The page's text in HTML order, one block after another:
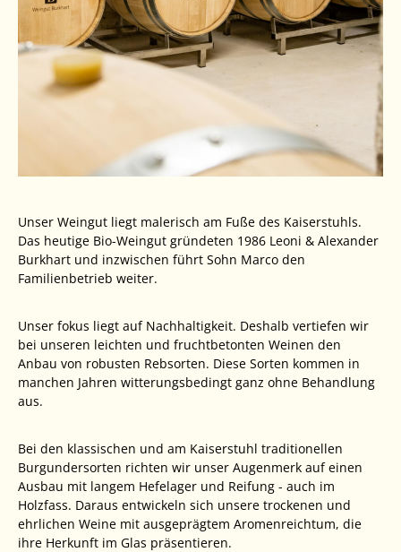
Unser Weingut liegt malerisch am Fuße des Kaiserstuhls.
Das heutige Bio-Weingut gründeten 1986 Leoni & Alexander
Burkhart und inzwischen führt Sohn Marco den
Familienbetrieb weiter.
Unser fokus liegt auf Nachhaltigkeit. Deshalb vertiefen wir
bei unseren leichten und fruchtbetonten Weinen den
Anbau von robusten Rebsorten. Diese Sorten kommen in
manchen Jahren witterungsbedingt ganz ohne Behandlung
aus.
Bei den klassischen und am Kaiserstuhl traditionellen
Burgundersorten richten wir unser Augenmerk auf einen
Ausbau mit langem Hefelager und Reifung - auch im
Holzfass. Daraus entwickeln sich unsere trockenen und
ehrlichen Weine mit ausgeprägtem Aromenreichtum, die
ihre Herkunft im Glas präsentieren.